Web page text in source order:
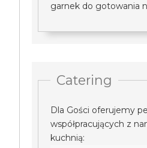
garnek do gotowania
Catering
Dla Gości oferujemy
współpracujących z
kuchnią: